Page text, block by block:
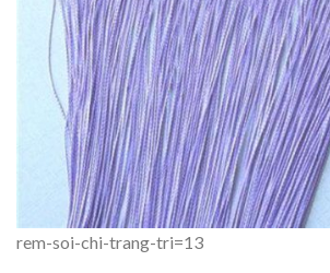
rem-soi-chi-trang-tri=13